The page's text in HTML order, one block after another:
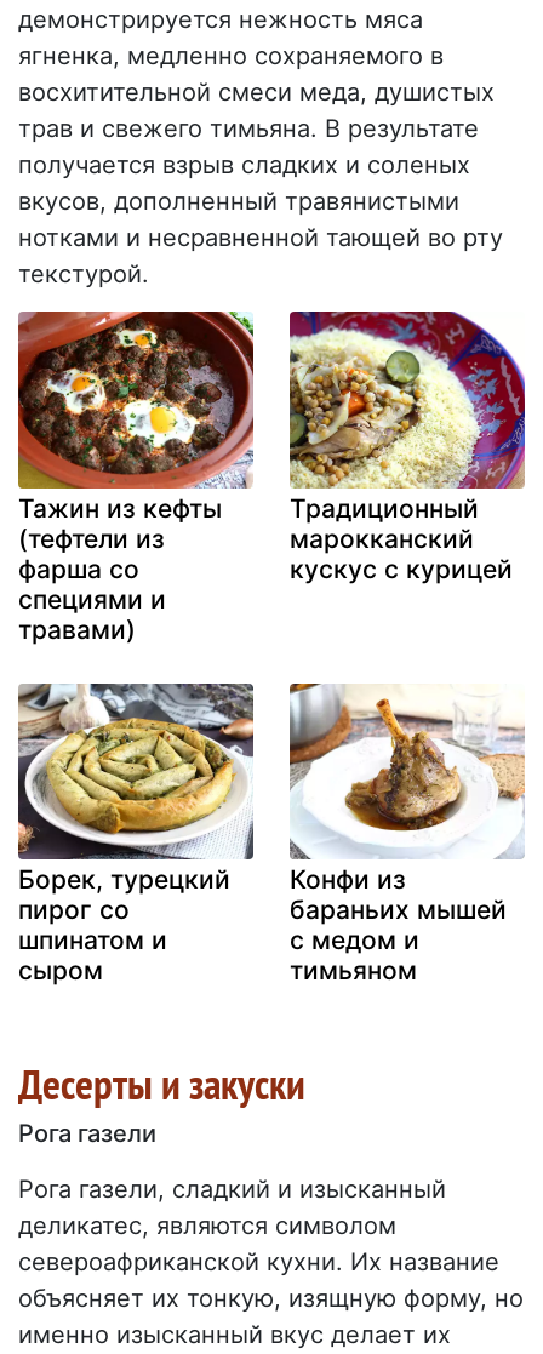
демонстрируется нежность мяса
ягненка, медленно сохраняемого в
восхитительной смеси меда, душистых
трав и свежего тимьяна. В результате
получается взрыв сладких и соленых
вкусов, дополненный травянистыми
нотками и несравненной тающей во рту
текстурой.
Тажин из кефты
(тефтели из
фарша со
специями и
травами)
Традиционный
марокканский
кускус с курицей
Борек, турецкий
пирог со
шпинатом и
сыром
Конфи из
бараньих мышей
с медом и
тимьяном
Десерты и закуски
Рога газели
Рога газели, сладкий и изысканный
деликатес, являются символом
североафриканской кухни. Их название
объясняет их тонкую, изящную форму, но
именно изысканный вкус делает их